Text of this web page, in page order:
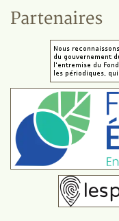
Partenaires